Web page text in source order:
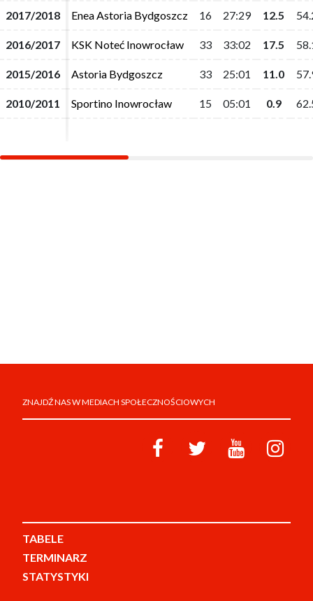
2017/2018 Enea Astoria Bydgoszcz 16 27:29 12.5
2016/2017 KSK Noteć Inowrocław 33 33:02 17.5
2015/2016 Astoria Bydgoszcz 33 25:01 11.0
2010/2011 Sportino Inowrocław 15 05:01 0.9
2017/2018 Enea Astoria Bydgoszcz 16 27:29 12.5
2016/2017 KSK Noteć Inowrocław 33 33:02 17.5
2015/2016 Astoria Bydgoszcz 33 25:01 11.0
2010/2011 Sportino Inowrocław 15 05:01 0.9
ZNAJDŹ NAS W MEDIACH SPOŁECZNOŚCIOWYCH
TABELE
TERMINARZ
STATYSTYKI